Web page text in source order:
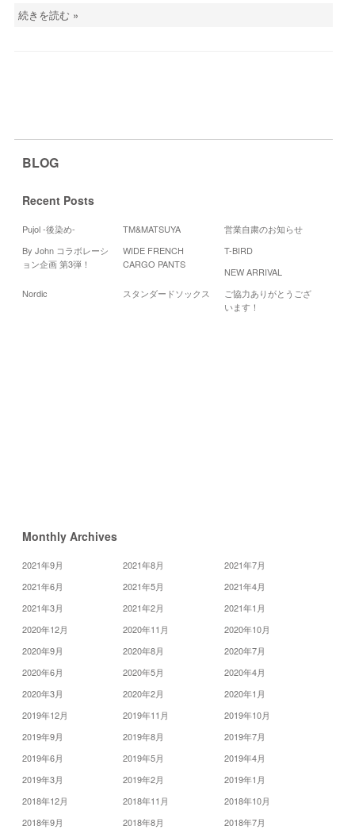
続きを読む »
BLOG
Recent Posts
Pujol -後染め- TM&MATSUYA
営業自粛のお知らせ
By John コラボレーシ
ョン企画 第3弾！
WIDE FRENCH
CARGO PANTS
T-BIRD
NEW ARRIVAL
Nordic
スタンダードソックス
ご協力ありがとうござ
います！
Monthly Archives
2021年9月 2021年8月
2021年7月
2021年6月
2021年5月
2021年4月
2021年3月
2021年2月
2021年1月
2020年12月
2020年11月
2020年10月
2020年9月
2020年8月
2020年7月
2020年6月
2020年5月
2020年4月
2020年3月
2020年2月
2020年1月
2019年12月
2019年11月
2019年10月
2019年9月
2019年8月
2019年7月
2019年6月
2019年5月
2019年4月
2019年3月
2019年2月
2019年1月
2018年12月
2018年11月
2018年10月
2018年9月
2018年8月
2018年7月